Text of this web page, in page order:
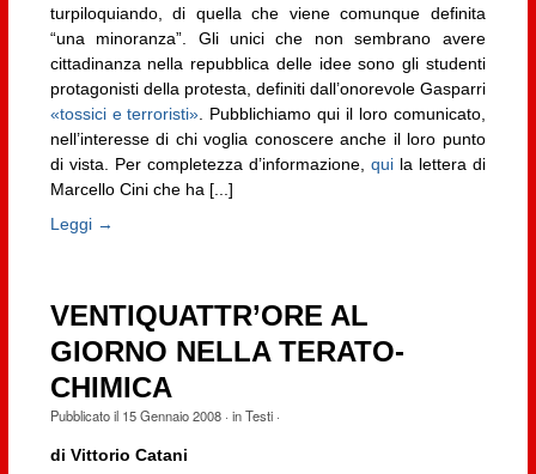
turpiloquiando, di quella che viene comunque definita
“una minoranza”. Gli unici che non sembrano avere
cittadinanza nella repubblica delle idee sono gli studenti
protagonisti della protesta, definiti dall’onorevole Gasparri
«tossici e terroristi» . Pubblichiamo qui il loro comunicato,
nell’interesse di chi voglia conoscere anche il loro punto
di vista. Per completezza d’informazione, quila lettera di
Marcello Cini che ha [...]
Leggi →
VENTIQUATTR’ORE AL
GIORNO NELLA TERATO-
CHIMICA
Pubblicato il 15 Gennaio 2008· inTesti·
di Vittorio Catani